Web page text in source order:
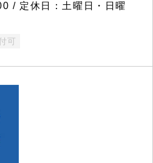
/ 定休日：土曜日・日曜
可